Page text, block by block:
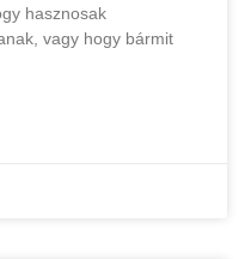
hasznosak
vagy hogy bármit